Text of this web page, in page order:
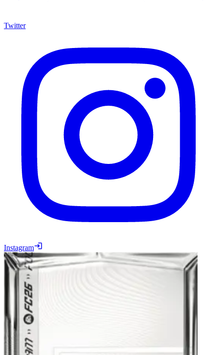
Twitter
Instagram